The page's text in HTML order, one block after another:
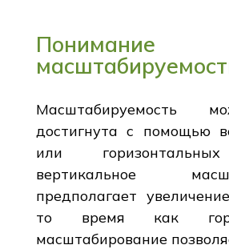
Понимание
Масштабируемость
достигнута с помощью
или
вертикальное
предполагает
то время как
масштабирование